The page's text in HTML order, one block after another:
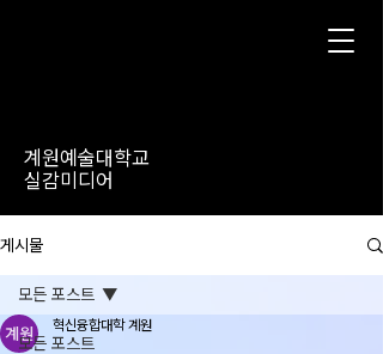
계원예술대학교
실감미디어
게시물
모든 포스트
모든 포스트
혁신융합대학 계원